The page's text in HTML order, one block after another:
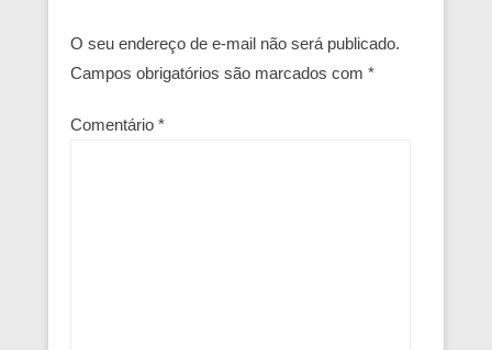
O seu endereço de e-mail não será publicado.
Campos obrigatórios são marcados com *
Comentário *